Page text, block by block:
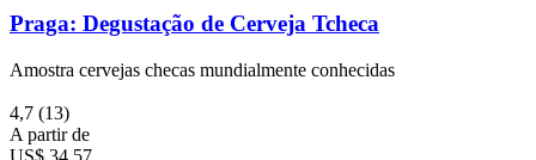
Praga: Degustação de Cerveja Tcheca
Amostra cervejas checas mundialmente conhecidas
4,7 (13)
A partir de
US$ 34,57